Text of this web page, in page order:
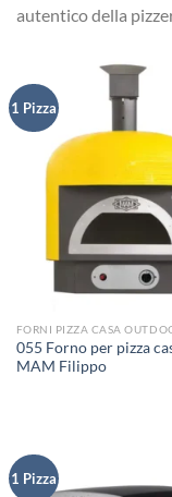
autentico della
1 Pizza
FORNI PIZZA CASA
055 Forno per pizza
MAM Filippo
1 Pizza